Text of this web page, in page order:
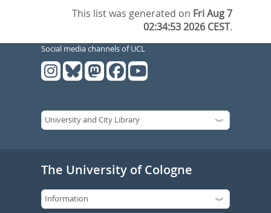
This list was generated on Fri Aug 7
02:34:53 2026 CEST.
Social media channels of UCL
The University of Cologne